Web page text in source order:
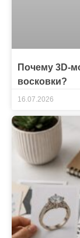
Почему 3D-
восковки?
16.07.2026